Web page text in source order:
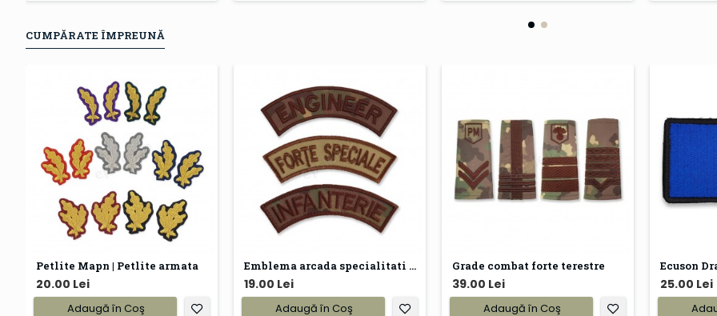
CUMPĂRATE ÎMPREUNĂ
Petlite Mapn | Petlite armata
20.00 Lei
Adaugă în Coş
Emblema arcada specialitati arme forte terestre
19.00 Lei
Adaugă în Coş
Grade combat forte terestre
39.00 Lei
Adaugă în Coş
Ecuson
25.00 Lei